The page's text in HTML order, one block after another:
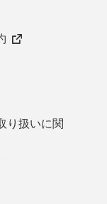
り扱いに関